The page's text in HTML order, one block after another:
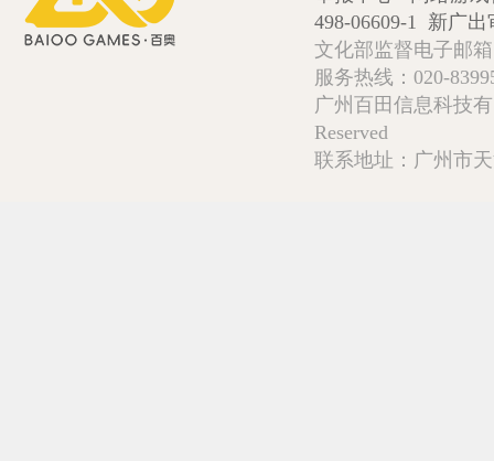
498-06609-1 新广出
文化部监督电子邮
服务热线：020-
广州百田信息科技
Reserved
联系地址：广州市